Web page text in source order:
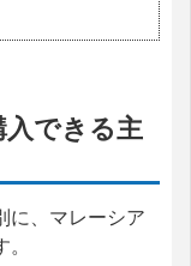
入できる主
に、マレーシア